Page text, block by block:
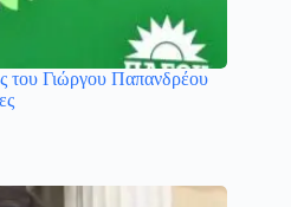
Γιώργου Παπανδρέου